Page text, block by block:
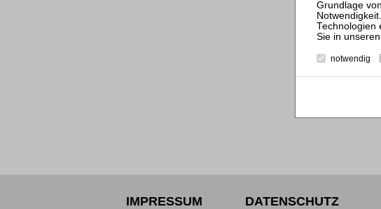
IMPRESSUM DATENSCHUTZ
notwendig